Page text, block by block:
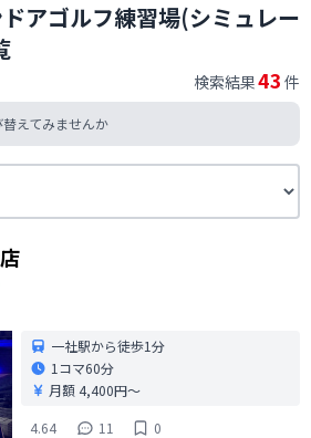
アゴルフ練習場(シミュレー
検索結果43 件
替えてみませんか
一社駅から徒歩1分
1コマ60分
月額 4,400円〜
4.64
11 0